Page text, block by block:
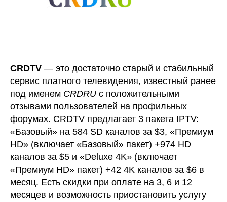
CRDTV — это достаточно старый и стабильный
сервис платного телевидения, известный ранее
под именем CRDRU с положительными
отзывами пользователей на профильных
форумах. CRDTV предлагает 3 пакета IPTV:
«Базовый» на 584 SD каналов за $3, «Премиум
HD» (включает «Базовый» пакет) +974 HD
каналов за $5 и «Deluxe 4K» (включает
«Премиум HD» пакет) +42 4K каналов за $6 в
месяц. Есть скидки при оплате на 3, 6 и 12
месяцев и возможность приостановить услугу